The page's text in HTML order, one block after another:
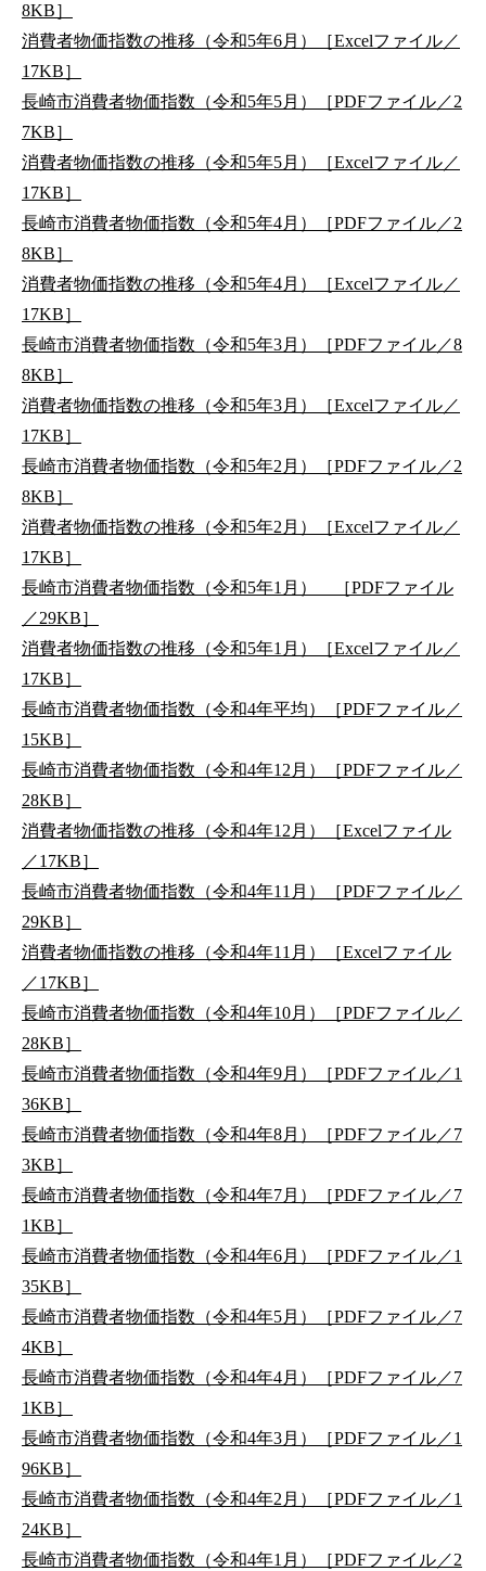
8KB］
消費者物価指数の推移（令和5年6月）［Excelファイル／
17KB］
長崎市消費者物価指数（令和5年5月）［PDFファイル／2
7KB］
消費者物価指数の推移（令和5年5月）［Excelファイル／
17KB］
長崎市消費者物価指数（令和5年4月）［PDFファイル／2
8KB］
消費者物価指数の推移（令和5年4月）［Excelファイル／
17KB］
長崎市消費者物価指数（令和5年3月）［PDFファイル／8
8KB］
消費者物価指数の推移（令和5年3月）［Excelファイル／
17KB］
長崎市消費者物価指数（令和5年2月）［PDFファイル／2
8KB］
消費者物価指数の推移（令和5年2月）［Excelファイル／
17KB］
長崎市消費者物価指数（令和5年1月） ［PDFファイル
／29KB］
消費者物価指数の推移（令和5年1月）［Excelファイル／
17KB］
長崎市消費者物価指数（令和4年平均）［PDFファイル／
15KB］
長崎市消費者物価指数（令和4年12月）［PDFファイル／
28KB］
消費者物価指数の推移（令和4年12月）［Excelファイル
／17KB］
長崎市消費者物価指数（令和4年11月）［PDFファイル／
29KB］
消費者物価指数の推移（令和4年11月）［Excelファイル
／17KB］
長崎市消費者物価指数（令和4年10月）［PDFファイル／
28KB］
長崎市消費者物価指数（令和4年9月）［PDFファイル／1
36KB］
長崎市消費者物価指数（令和4年8月）［PDFファイル／7
3KB］
長崎市消費者物価指数（令和4年7月）［PDFファイル／7
1KB］
長崎市消費者物価指数（令和4年6月）［PDFファイル／1
35KB］
長崎市消費者物価指数（令和4年5月）［PDFファイル／7
4KB］
長崎市消費者物価指数（令和4年4月）［PDFファイル／7
1KB］
長崎市消費者物価指数（令和4年3月）［PDFファイル／1
96KB］
長崎市消費者物価指数（令和4年2月）［PDFファイル／1
24KB］
長崎市消費者物価指数（令和4年1月）［PDFファイル／2